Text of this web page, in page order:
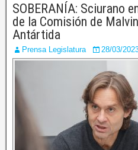
SOBERANÍA: Sciurano
de la Comisión de
Antártida
Prensa Legislatura 28/03/